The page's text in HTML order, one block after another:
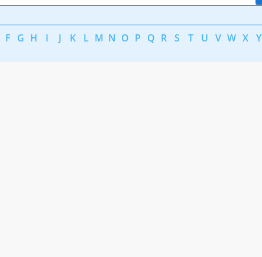
F G H I J K L M N O P Q R S T U V W X Y